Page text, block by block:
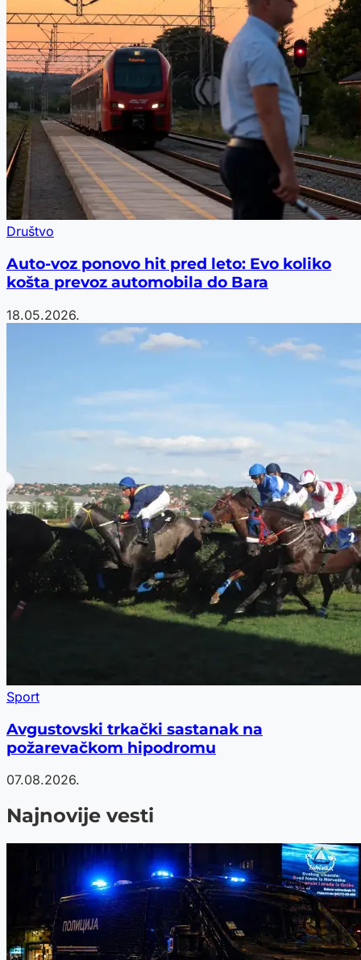
Društvo
Auto-voz ponovo hit pred leto: Evo koliko
košta prevoz automobila do Bara
18.05.2026.
Sport
Avgustovski trkački sastanak na
požarevačkom hipodromu
07.08.2026.
Najnovije vesti